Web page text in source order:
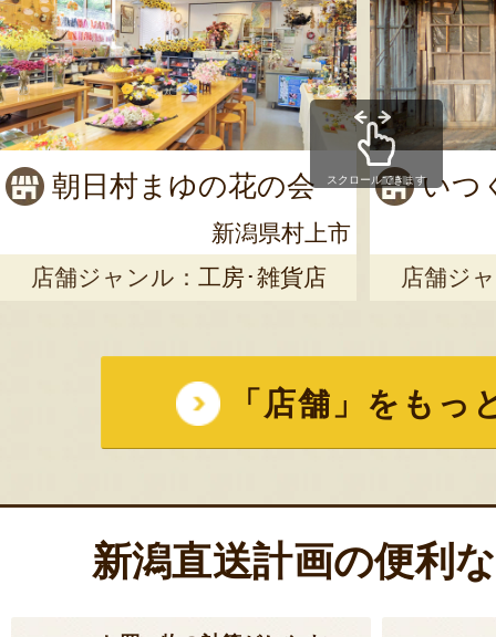
(送料
受付中 のし可
鮭の味噌漬け
お客様の声 2件
発送時期：通年
発送目安：3～5日
賞味期限：冷蔵で
受付中 のし可
朝日村まゆの花の会
新潟県村上市
店舗ジャンル： 工房･雑貨店
いつ
店舗ジ
スクロールできます
「店舗」をもっ
新潟直送計画の便利